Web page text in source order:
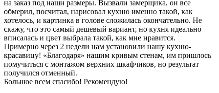
на заказ под наши размеры. Вызвали замерщика, он все
обмерил, посчитал, нарисовал кухню именно такой, как
хотелось, и картинка в голове сложилась окончательно. Не
скажу, что это самый дешевый вариант, но кухня идеально
вписалась и цвет выбрала такой, как мне нравится.
Примерно через 2 недели нам установили нашу кухню-
красавицу! «Благодаря» нашим кривым стенам, им пришлось
помучиться с монтажом верхних шкафчиков, но результат
получился отменный.
Большое всем спасибо! Рекомендую!